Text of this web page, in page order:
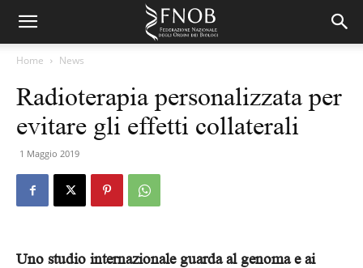
Home News
Radioterapia personalizzata per
evitare gli effetti collaterali
1 Maggio 2019
Uno studio internazionale guarda al genoma e ai